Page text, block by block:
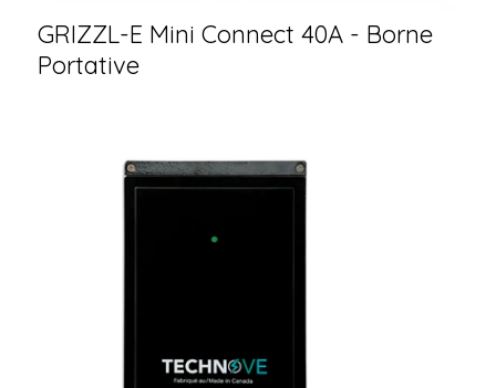
GRIZZL-E Mini Connect 40A - Borne
Portative